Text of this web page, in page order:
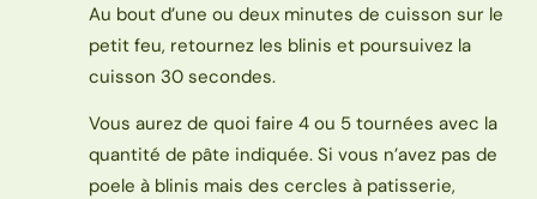
Au bout d’une ou deux minutes de cuisson sur le
petit feu, retournez les blinis et poursuivez la
cuisson 30 secondes.
Vous aurez de quoi faire 4 ou 5 tournées avec la
quantité de pâte indiquée. Si vous n’avez pas de
poele à blinis mais des cercles à patisserie,